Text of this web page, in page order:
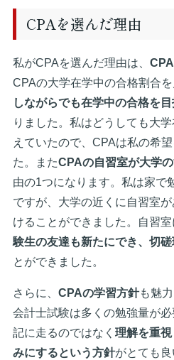
CPAを選んだ理由
私がCPAを選んだ理由は、
CPAの大学在学中の合格割合を
しながらでも在学中の合格を
りました。私はどうしても大
えていたので、CPAは私の希
た。またCPAの自習室が大学
由の1つになります。私は家で
ですが、大学の近くに自習室
けることができました。自習室
験生の友達も新たにでき、切
とができました。
さらに、 CPAの学習方針も魅
会計士試験は多くの勉強量が
記に走るのではなく 理解を重
みにするという方針がとても良